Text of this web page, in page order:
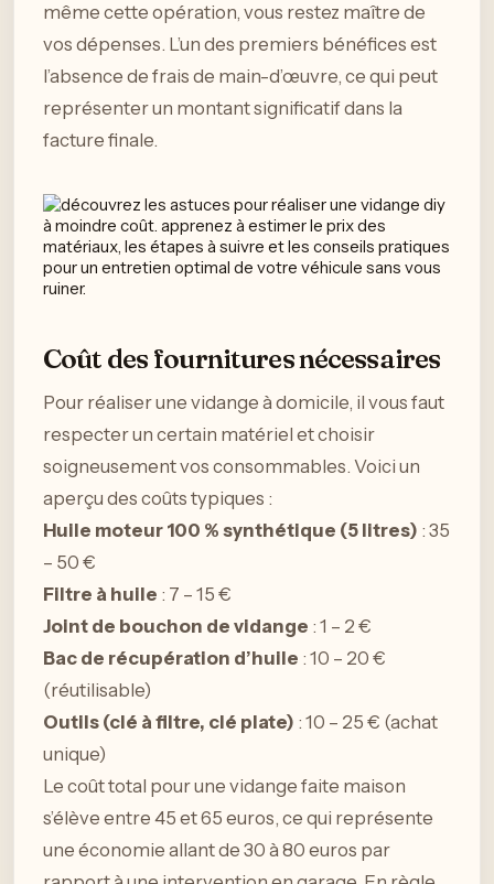
même cette opération, vous restez maître de
vos dépenses. L’un des premiers bénéfices est
l’absence de frais de main-d’œuvre, ce qui peut
représenter un montant significatif dans la
facture finale.
Coût des fournitures nécessaires
Pour réaliser une vidange à domicile, il vous faut
respecter un certain matériel et choisir
soigneusement vos consommables. Voici un
aperçu des coûts typiques :
Huile moteur 100 % synthétique (5 litres) : 35
– 50 €
Filtre à huile : 7 – 15 €
Joint de bouchon de vidange : 1 – 2 €
Bac de récupération d’huile : 10 – 20 €
(réutilisable)
Outils (clé à filtre, clé plate) : 10 – 25 € (achat
unique)
Le coût total pour une vidange faite maison
s’élève entre 45 et 65 euros, ce qui représente
une économie allant de 30 à 80 euros par